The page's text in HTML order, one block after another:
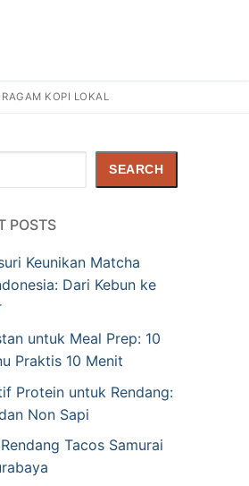
KOPI LOKAL
SEARCH
POSTS
Keunikan Matcha
Dari Kebun ke
untuk Meal Prep: 10
Praktis 10 Menit
Protein untuk Rendang:
Non Sapi
Tacos Samurai